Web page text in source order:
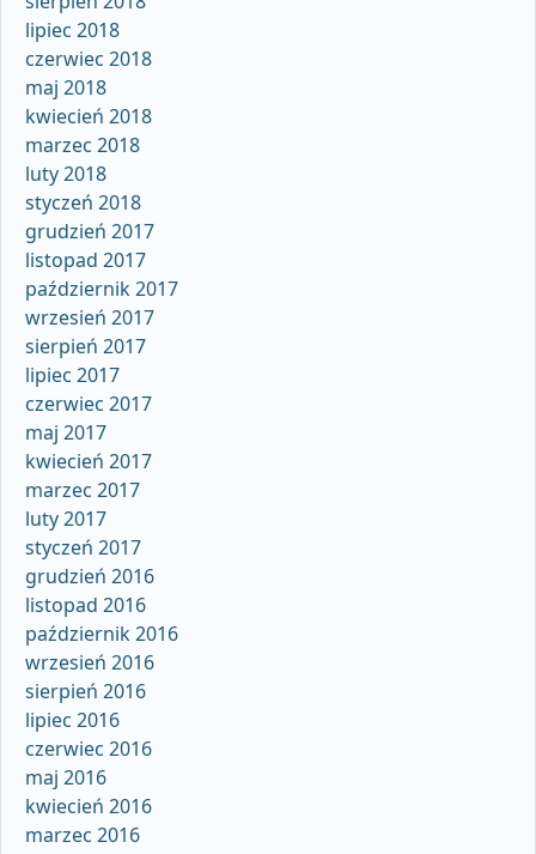
lipiec 2018
czerwiec 2018
maj 2018
kwiecień 2018
marzec 2018
luty 2018
styczeń 2018
grudzień 2017
listopad 2017
październik 2017
wrzesień 2017
sierpień 2017
lipiec 2017
czerwiec 2017
maj 2017
kwiecień 2017
marzec 2017
luty 2017
styczeń 2017
grudzień 2016
listopad 2016
październik 2016
wrzesień 2016
sierpień 2016
lipiec 2016
czerwiec 2016
maj 2016
kwiecień 2016
marzec 2016